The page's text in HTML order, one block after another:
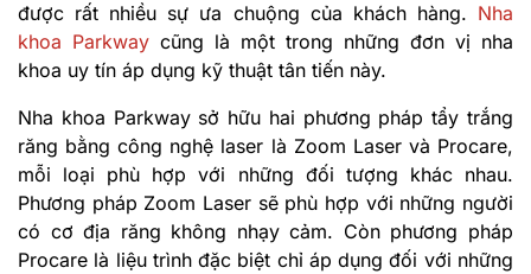
được rất nhiều sự ưa chuộng của khách hàng. Nha
khoa Parkway cũng là một trong những đơn vị nha
khoa uy tín áp dụng kỹ thuật tân tiến này.
Nha khoa Parkway sở hữu hai phương pháp tẩy trắng
răng bằng công nghệ laser là Zoom Laser và Procare,
mỗi loại phù hợp với những đối tượng khác nhau.
Phương pháp Zoom Laser sẽ phù hợp với những người
có cơ địa răng không nhạy cảm. Còn phương pháp
Procare là liệu trình đặc biệt chỉ áp dụng đối với những